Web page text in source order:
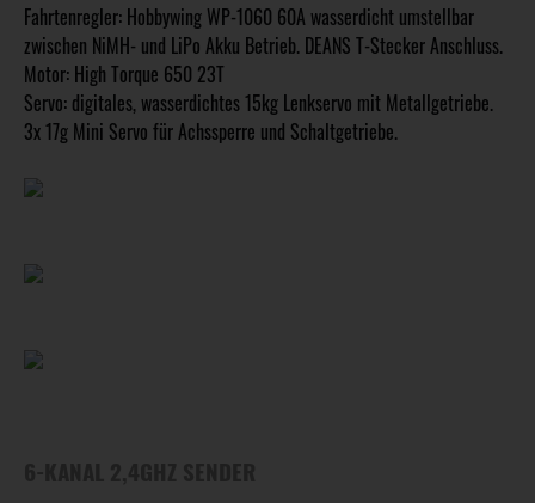
Fahrtenregler: Hobbywing WP-1060 60A wasserdicht umstellbar
zwischen NiMH- und LiPo Akku Betrieb. DEANS T-Stecker Anschluss.
Motor: High Torque 650 23T
Servo: digitales, wasserdichtes 15kg Lenkservo mit Metallgetriebe.
3x 17g Mini Servo für Achssperre und Schaltgetriebe.